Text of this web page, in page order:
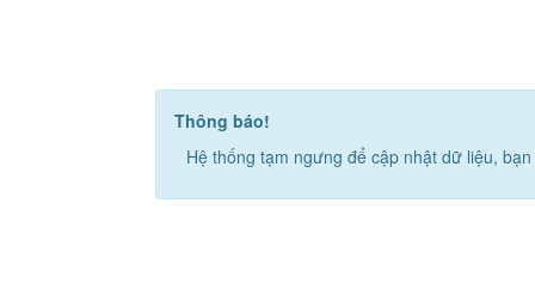
Thông báo!
Hệ thống tạm ngưng để cập nhật dữ liệu,